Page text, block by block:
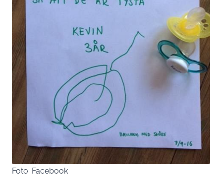
Foto: Facebook